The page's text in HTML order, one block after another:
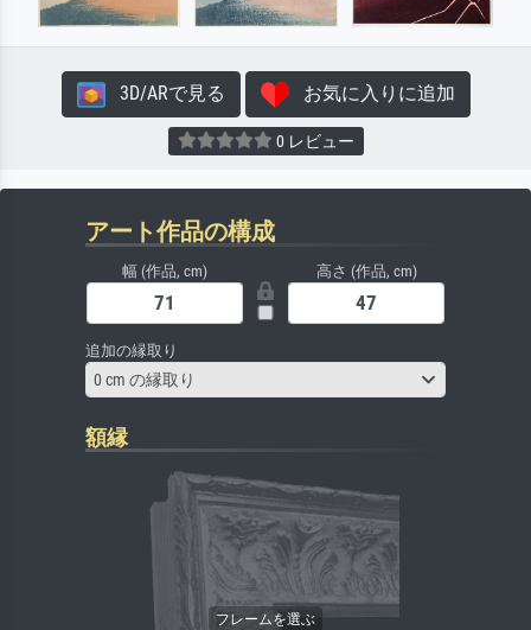
3D/ARで見る お気に入りに追加
0 レビュー
アート作品の構成
幅 (作品, cm) 高さ (作品, cm)
追加の縁取り
0 cm の縁取り
額縁